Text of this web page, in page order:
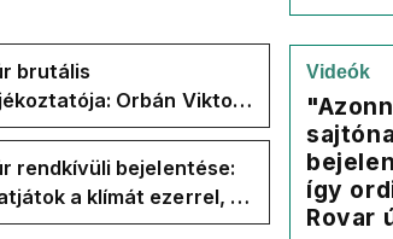
brutális
Orbán Viktor
a felelős a
helyzetért
rendkívüli bejelentése:
a klímát ezerrel, a
letekerhetitek, vége az
Videók
így
Rovar